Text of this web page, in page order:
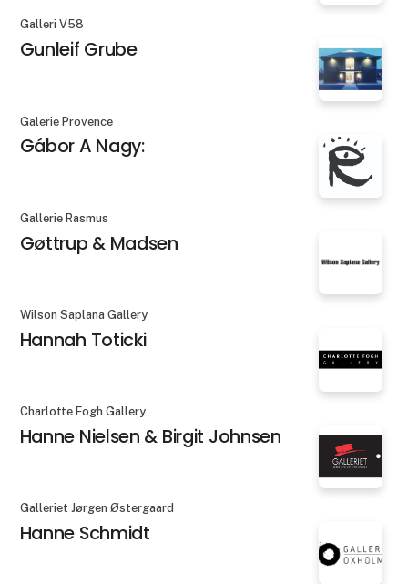
Galleri V58
Gunleif Grube
Galerie Provence
Gábor A Nagy:
Gallerie Rasmus
Gøttrup & Madsen
Wilson Saplana Gallery
Hannah Toticki
Charlotte Fogh Gallery
Hanne Nielsen & Birgit Johnsen
Galleriet Jørgen Østergaard
Hanne Schmidt